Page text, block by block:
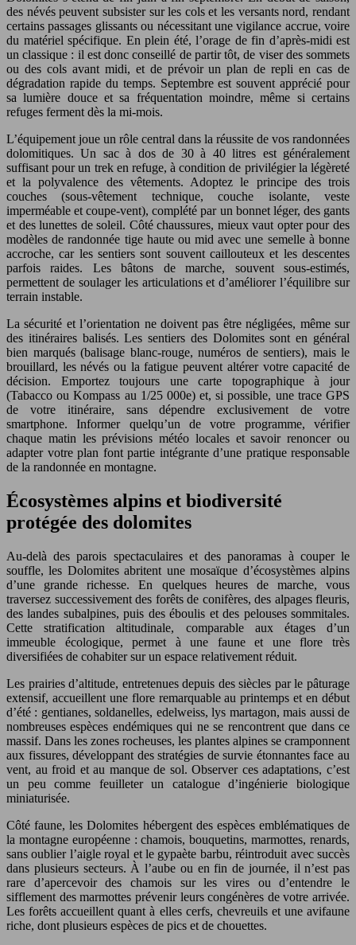
des névés peuvent subsister sur les cols et les versants nord, rendant
certains passages glissants ou nécessitant une vigilance accrue, voire
du matériel spécifique. En plein été, l’orage de fin d’après-midi est
un classique : il est donc conseillé de partir tôt, de viser des sommets
ou des cols avant midi, et de prévoir un plan de repli en cas de
dégradation rapide du temps. Septembre est souvent apprécié pour
sa lumière douce et sa fréquentation moindre, même si certains
refuges ferment dès la mi-mois.
L’équipement joue un rôle central dans la réussite de vos randonnées
dolomitiques. Un sac à dos de 30 à 40 litres est généralement
suffisant pour un trek en refuge, à condition de privilégier la légèreté
et la polyvalence des vêtements. Adoptez le principe des trois
couches (sous-vêtement technique, couche isolante, veste
imperméable et coupe-vent), complété par un bonnet léger, des gants
et des lunettes de soleil. Côté chaussures, mieux vaut opter pour des
modèles de randonnée tige haute ou mid avec une semelle à bonne
accroche, car les sentiers sont souvent caillouteux et les descentes
parfois raides. Les bâtons de marche, souvent sous-estimés,
permettent de soulager les articulations et d’améliorer l’équilibre sur
terrain instable.
La sécurité et l’orientation ne doivent pas être négligées, même sur
des itinéraires balisés. Les sentiers des Dolomites sont en général
bien marqués (balisage blanc-rouge, numéros de sentiers), mais le
brouillard, les névés ou la fatigue peuvent altérer votre capacité de
décision. Emportez toujours une carte topographique à jour
(Tabacco ou Kompass au 1/25 000e) et, si possible, une trace GPS
de votre itinéraire, sans dépendre exclusivement de votre
smartphone. Informer quelqu’un de votre programme, vérifier
chaque matin les prévisions météo locales et savoir renoncer ou
adapter votre plan font partie intégrante d’une pratique responsable
de la randonnée en montagne.
Écosystèmes alpins et biodiversité
protégée des dolomites
Au-delà des parois spectaculaires et des panoramas à couper le
souffle, les Dolomites abritent une mosaïque d’écosystèmes alpins
d’une grande richesse. En quelques heures de marche, vous
traversez successivement des forêts de conifères, des alpages fleuris,
des landes subalpines, puis des éboulis et des pelouses sommitales.
Cette stratification altitudinale, comparable aux étages d’un
immeuble écologique, permet à une faune et une flore très
diversifiées de cohabiter sur un espace relativement réduit.
Les prairies d’altitude, entretenues depuis des siècles par le pâturage
extensif, accueillent une flore remarquable au printemps et en début
d’été : gentianes, soldanelles, edelweiss, lys martagon, mais aussi de
nombreuses espèces endémiques qui ne se rencontrent que dans ce
massif. Dans les zones rocheuses, les plantes alpines se cramponnent
aux fissures, développant des stratégies de survie étonnantes face au
vent, au froid et au manque de sol. Observer ces adaptations, c’est
un peu comme feuilleter un catalogue d’ingénierie biologique
miniaturisée.
Côté faune, les Dolomites hébergent des espèces emblématiques de
la montagne européenne : chamois, bouquetins, marmottes, renards,
sans oublier l’aigle royal et le gypaète barbu, réintroduit avec succès
dans plusieurs secteurs. À l’aube ou en fin de journée, il n’est pas
rare d’apercevoir des chamois sur les vires ou d’entendre le
sifflement des marmottes prévenir leurs congénères de votre arrivée.
Les forêts accueillent quant à elles cerfs, chevreuils et une avifaune
riche, dont plusieurs espèces de pics et de chouettes.